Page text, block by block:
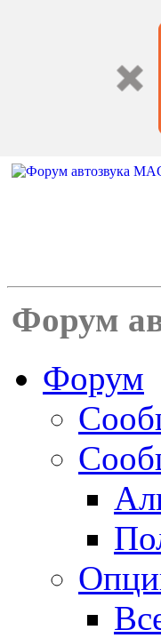
Форум
Форум